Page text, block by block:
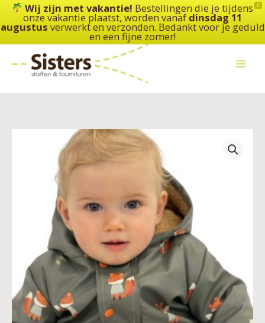
X
Wij zijn met vakantie! Bestellingen die je tijdens
onze vakantie plaatst, worden vanaf dinsdag 11
augustus verwerkt en verzonden. Bedankt voor je geduld
en een fijne zomer!
de
inhoud
naaipatroon
regenjasje